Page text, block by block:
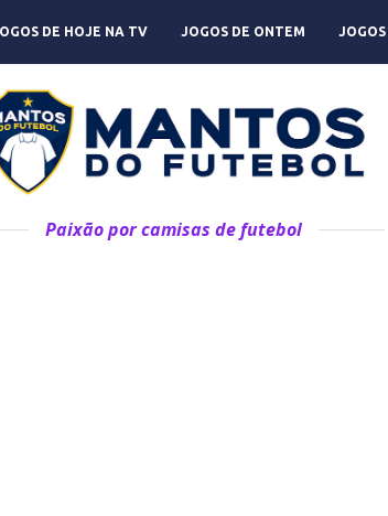
DE HOJE NA TV JOGOS DE ONTEM
Paixão por camisas de futebol